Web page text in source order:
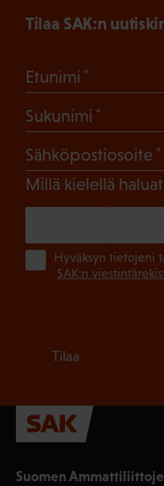
Suomen
Tilaa SAK:n
Etunimi
Sukunimi
Sähköpostiosoite
Millä kielellä
Hyväksyn tietojeni
SAK:n
Tilaa